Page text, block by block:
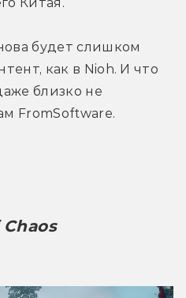
будет слишком
как в Nioh. И что
близко не
FromSoftware.